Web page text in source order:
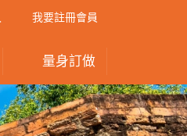
量身訂做
我要註冊會員
Next